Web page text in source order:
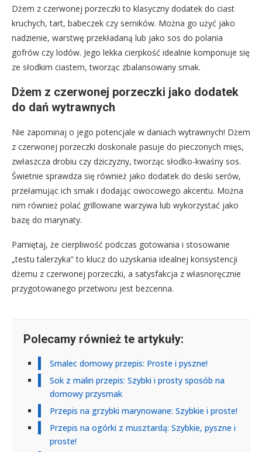
Dżem z czerwonej porzeczki to klasyczny dodatek do ciast
kruchych, tart, babeczek czy serników. Można go użyć jako
nadzienie, warstwę przekładaną lub jako sos do polania
gofrów czy lodów. Jego lekka cierpkość idealnie komponuje się
ze słodkim ciastem, tworząc zbalansowany smak.
Dżem z czerwonej porzeczki jako dodatek
do dań wytrawnych
Nie zapominaj o jego potencjale w daniach wytrawnych! Dżem
z czerwonej porzeczki doskonale pasuje do pieczonych mięs,
zwłaszcza drobiu czy dziczyzny, tworząc słodko-kwaśny sos.
Świetnie sprawdza się również jako dodatek do deski serów,
przełamując ich smak i dodając owocowego akcentu. Można
nim również polać grillowane warzywa lub wykorzystać jako
bazę do marynaty.
Pamiętaj, że cierpliwość podczas gotowania i stosowanie
„testu talerzyka” to klucz do uzyskania idealnej konsystencji
dżemu z czerwonej porzeczki, a satysfakcja z własnoręcznie
przygotowanego przetworu jest bezcenna.
Polecamy również te artykuły:
Smalec domowy przepis: Proste i pyszne!
Sok z malin przepis: Szybki i prosty sposób na
domowy przysmak
Przepis na grzybki marynowane: Szybkie i proste!
Przepis na ogórki z musztardą: Szybkie, pyszne i
proste!